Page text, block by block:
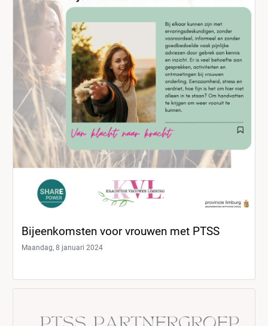
Bijeenkomsten voor vrouwen met PTSS
Maandag, 8 januari 2024